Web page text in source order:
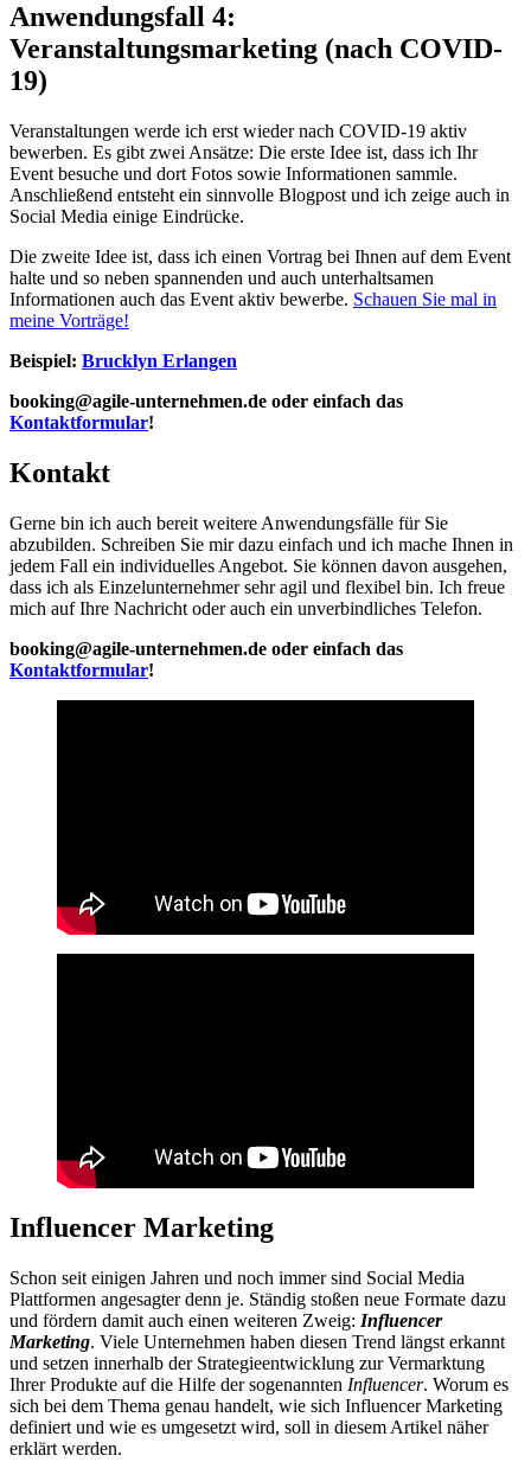
Anwendungsfall 4:
Veranstaltungsmarketing (nach COVID-
19)
Veranstaltungen werde ich erst wieder nach COVID-19 aktiv
bewerben. Es gibt zwei Ansätze: Die erste Idee ist, dass ich Ihr
Event besuche und dort Fotos sowie Informationen sammle.
Anschließend entsteht ein sinnvolle Blogpost und ich zeige auch in
Social Media einige Eindrücke.
Die zweite Idee ist, dass ich einen Vortrag bei Ihnen auf dem Event
halte und so neben spannenden und auch unterhaltsamen
Informationen auch das Event aktiv bewerbe. Schauen Sie mal in
meine Vorträge!
Beispiel: Brucklyn Erlangen
booking@agile-unternehmen.de oder einfach das
Kontaktformular!
Kontakt
Gerne bin ich auch bereit weitere Anwendungsfälle für Sie
abzubilden. Schreiben Sie mir dazu einfach und ich mache Ihnen in
jedem Fall ein individuelles Angebot. Sie können davon ausgehen,
dass ich als Einzelunternehmer sehr agil und flexibel bin. Ich freue
mich auf Ihre Nachricht oder auch ein unverbindliches Telefon.
booking@agile-unternehmen.de oder einfach das
Kontaktformular!
Influencer Marketing
Schon seit einigen Jahren und noch immer sind Social Media
Plattformen angesagter denn je. Ständig stoßen neue Formate dazu
und fördern damit auch einen weiteren Zweig: Influencer
Marketing. Viele Unternehmen haben diesen Trend längst erkannt
und setzen innerhalb der Strategieentwicklung zur Vermarktung
Ihrer Produkte auf die Hilfe der sogenannten Influencer. Worum es
sich bei dem Thema genau handelt, wie sich Influencer Marketing
definiert und wie es umgesetzt wird, soll in diesem Artikel näher
erklärt werden.